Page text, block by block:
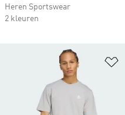
Heren Sportswear
2 kleuren